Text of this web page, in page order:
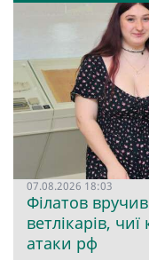
07.08.2026 18:03
Філатов
ветлікарів,
атаки рф